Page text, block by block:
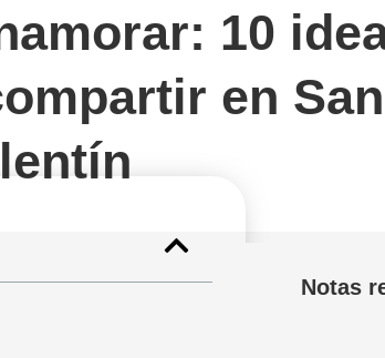
10
en San
Notas